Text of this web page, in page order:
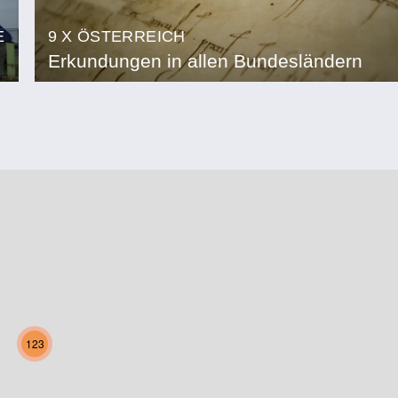
9 X ÖSTERREICH
Erkundungen in allen Bundesländern
123